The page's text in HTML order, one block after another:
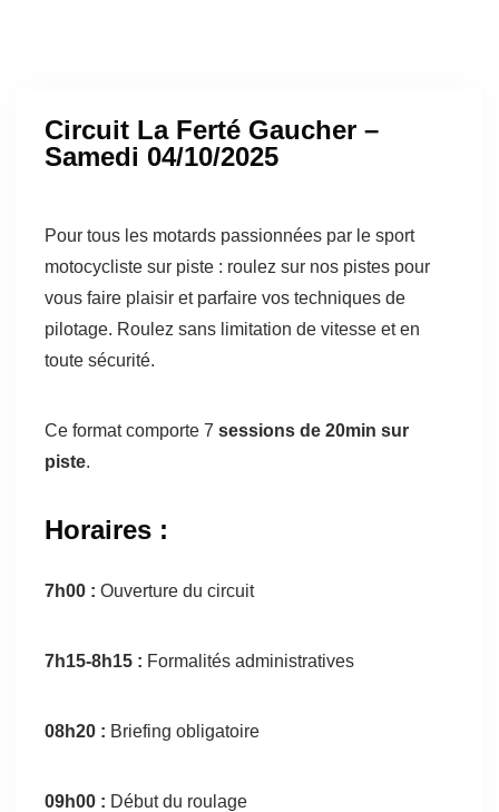
Circuit La Ferté Gaucher –
Samedi 04/10/2025
Pour tous les motards passionnées par le sport
motocycliste sur piste : roulez sur nos pistes pour
vous faire plaisir et parfaire vos techniques de
pilotage. Roulez sans limitation de vitesse et en
toute sécurité.
Ce format comporte 7 sessions de 20min sur
piste.
Horaires :
7h00 : Ouverture du circuit
7h15-8h15 : Formalités administratives
08h20 : Briefing obligatoire
09h00 : Début du roulage